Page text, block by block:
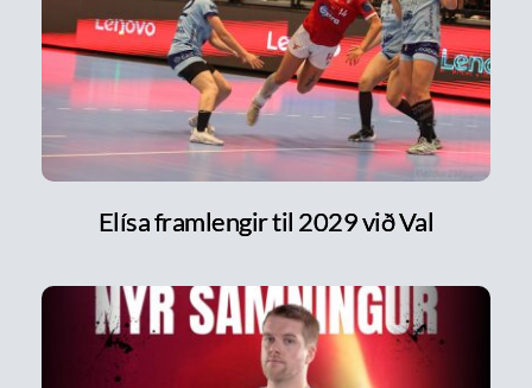
Elísa framlengir til 2029 við Val